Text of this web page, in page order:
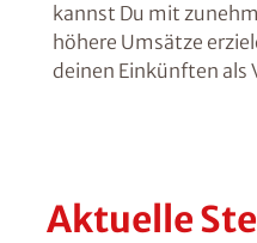
kannst Du mit
höhere Umsätze
deinen Einkünften als
Aktuelle